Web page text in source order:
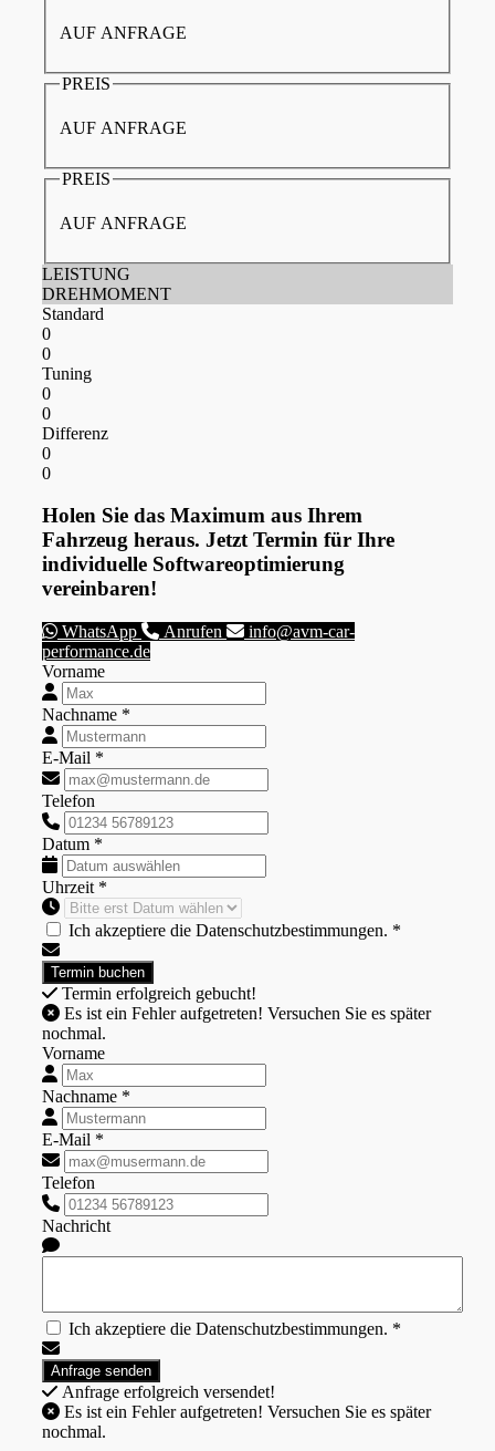
AUF ANFRAGE
PREIS
AUF ANFRAGE
PREIS
AUF ANFRAGE
LEISTUNG
DREHMOMENT
Standard
0
0
Tuning
0
0
Differenz
0
0
Holen Sie das Maximum aus Ihrem
Fahrzeug heraus. Jetzt Termin für Ihre
individuelle Softwareoptimierung
vereinbaren!
WhatsApp Anrufen
info@avm-car-
performance.de
Vorname
Nachname *
E-Mail *
Telefon
Datum *
Uhrzeit *
Ich akzeptiere die Datenschutzbestimmungen. *
Termin erfolgreich gebucht!
nochmal.
Vorname
Nachname *
E-Mail *
Telefon
Nachricht
Ich akzeptiere die Datenschutzbestimmungen. *
Anfrage erfolgreich versendet!
nochmal.